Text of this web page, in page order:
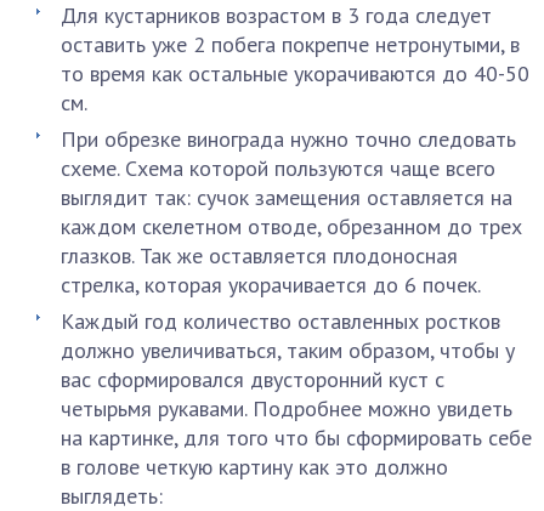
Для кустарников возрастом в 3 года следует
оставить уже 2 побега покрепче нетронутыми, в
то время как остальные укорачиваются до 40-50
см.
При обрезке винограда нужно точно следовать
схеме. Схема которой пользуются чаще всего
выглядит так: сучок замещения оставляется на
каждом скелетном отводе, обрезанном до трех
глазков. Так же оставляется плодоносная
стрелка, которая укорачивается до 6 почек.
Каждый год количество оставленных ростков
должно увеличиваться, таким образом, чтобы у
вас сформировался двусторонний куст с
четырьмя рукавами. Подробнее можно увидеть
на картинке, для того что бы сформировать себе
в голове четкую картину как это должно
выглядеть: